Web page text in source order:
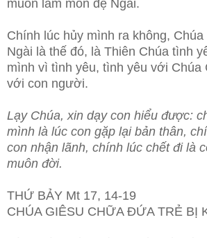
muốn làm môn đệ Ngài.
Chính lúc hủy mình ra không,
Ngài là thế đó, là Thiên Chúa tình
mình vì tình yêu, tình yêu với Chúa
với con người.
Lạy Chúa, xin dạy con hiểu được:
mình là lúc con gặp lại bản thân,
con nhận lãnh, chính lúc chết đi là
muôn đời.
THỨ BẢY Mt 17, 14-19
CHÚA GIÊSU CHỮA ĐỨA TRẺ BỊ